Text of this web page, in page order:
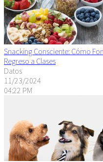
Snacking Consciente: Cómo
Regreso a Clases
Datos
11/23/2024
04:22 PM